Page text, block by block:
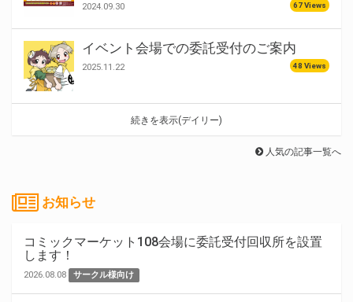
2024.09.30 67 Views
イベント会場での委託受付のご案内
2025.11.22 48 Views
続きを表示(デイリー)
人気の記事一覧へ
お知らせ
コミックマーケット108会場に委託受付回収所を設置
します！
2026.08.08 サークル様向け